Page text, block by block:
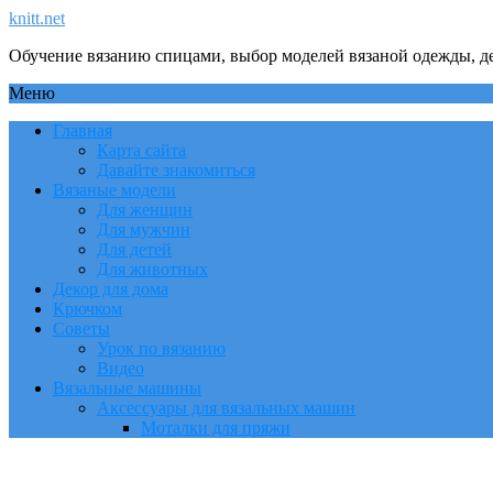
knitt.net
Обучение вязанию спицами, выбор моделей вязаной одежды,
Меню
Главная
Карта сайта
Давайте знакомиться
Вязаные модели
Для женщин
Для мужчин
Для детей
Для животных
Декор для дома
Крючком
Советы
Урок по вязанию
Видео
Вязальные машины
Аксессуары для вязальных машин
Моталки для пряжи